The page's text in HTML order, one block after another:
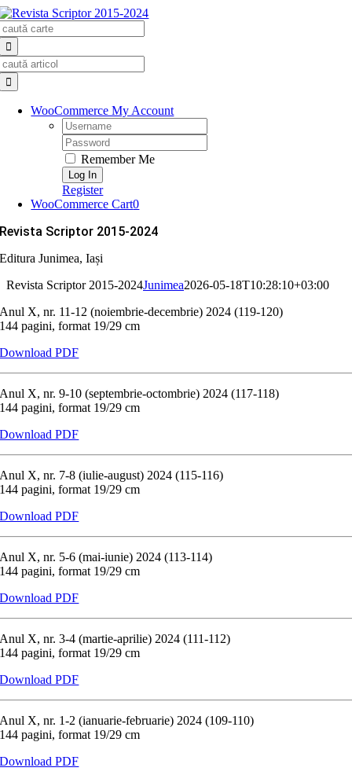
Skip
to
content
WooCommerce My Account
Username:
Password:
Remember Me
Register
WooCommerce Cart0
Revista Scriptor 2015-2024
Editura Junimea, Iași
Revista Scriptor 2015-2024Junimea2026-05-18T10:28:10+03:00
Anul X, nr. 11-12 (noiembrie-decembrie) 2024 (119-120)
144 pagini, format 19/29 cm
Download PDF
Anul X, nr. 9-10 (septembrie-octombrie) 2024 (117-118)
144 pagini, format 19/29 cm
Download PDF
Anul X, nr. 7-8 (iulie-august) 2024 (115-116)
144 pagini, format 19/29 cm
Download PDF
Anul X, nr. 5-6 (mai-iunie) 2024 (113-114)
144 pagini, format 19/29 cm
Download PDF
Anul X, nr. 3-4 (martie-aprilie) 2024 (111-112)
144 pagini, format 19/29 cm
Download PDF
Anul X, nr. 1-2 (ianuarie-februarie) 2024 (109-110)
144 pagini, format 19/29 cm
Download PDF